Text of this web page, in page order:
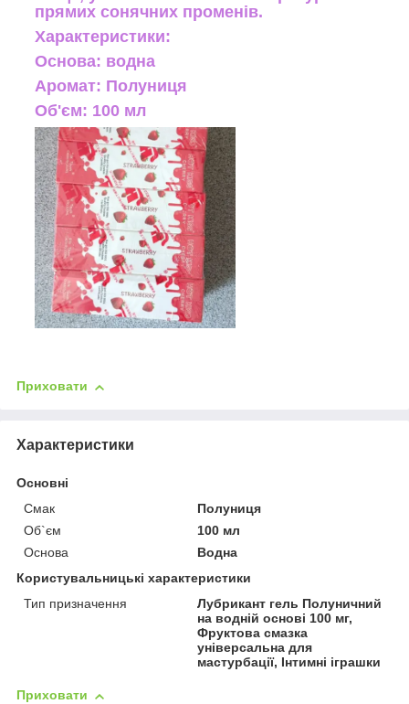
прямих сонячних променів.
Характеристики:
Основа: водна
Аромат: Полуниця
Об'єм: 100 мл
Приховати
Характеристики
Основні
Смак
Полуниця
Об`єм
100 мл
Основа
Водна
Користувальницькі характеристики
Тип призначення
Лубрикант гель Полуничний
на водній основі 100 мг,
Фруктова смазка
універсальна для
мастурбації, Інтимні іграшки
Приховати